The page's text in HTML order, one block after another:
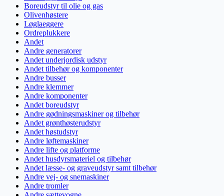
Boreudstyr til olie og gas
Olivenhøstere
Løglaeggere
Ordreplukkere
Andet
Andre generatorer
Andet underjordisk udstyr
Andet tilbehør og komponenter
Andre busser
Andre klemmer
Andre komponenter
Andet boreudstyr
Andre gødningsmaskiner og tilbehør
Andet grønthøsterudstyr
Andet høstudstyr
Andre løftemaskiner
Andre lifte og platforme
Andet husdyrsmateriel og tilbehør
Andet læsse- og graveudstyr samt tilbehør
Andre vej- og snemaskiner
Andre tromler